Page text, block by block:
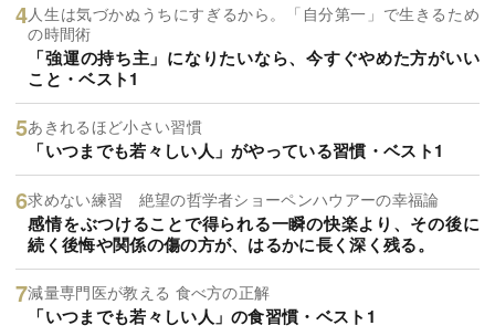
人生は気づかぬうちにすぎるから。「自分第一」で生きるため
の時間術
「強運の持ち主」になりたいなら、今すぐやめた方がいい
こと・ベスト1
あきれるほど小さい習慣
「いつまでも若々しい人」がやっている習慣・ベスト1
求めない練習 絶望の哲学者ショーペンハウアーの幸福論
感情をぶつけることで得られる一瞬の快楽より、その後に
続く後悔や関係の傷の方が、はるかに長く深く残る。
減量専門医が教える 食べ方の正解
「いつまでも若々しい人」の食習慣・ベスト1